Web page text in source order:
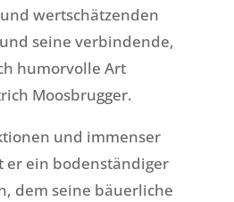
wertschätzenden
seine verbindende,
humorvolle Art
Moosbrugger.
und immenser
er ein bodenständiger
dem seine bäuerliche